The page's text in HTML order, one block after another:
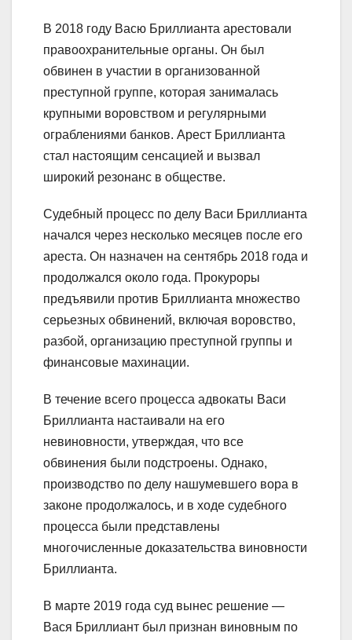
В 2018 году Васю Бриллианта арестовали
правоохранительные органы. Он был
обвинен в участии в организованной
преступной группе, которая занималась
крупными воровством и регулярными
ограблениями банков. Арест Бриллианта
стал настоящим сенсацией и вызвал
широкий резонанс в обществе.
Судебный процесс по делу Васи Бриллианта
начался через несколько месяцев после его
ареста. Он назначен на сентябрь 2018 года и
продолжался около года. Прокуроры
предъявили против Бриллианта множество
серьезных обвинений, включая воровство,
разбой, организацию преступной группы и
финансовые махинации.
В течение всего процесса адвокаты Васи
Бриллианта настаивали на его
невиновности, утверждая, что все
обвинения были подстроены. Однако,
производство по делу нашумевшего вора в
законе продолжалось, и в ходе судебного
процесса были представлены
многочисленные доказательства виновности
Бриллианта.
В марте 2019 года суд вынес решение —
Вася Бриллиант был признан виновным по